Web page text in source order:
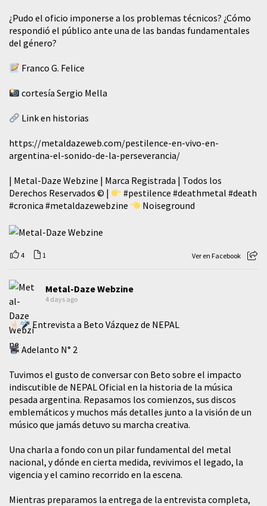
¿Pudo el oficio imponerse a los problemas técnicos? ¿Cómo
respondió el público ante una de las bandas fundamentales
del género?
Franco G. Felice
cortesía Sergio Mella
Link en historias
https://metaldazeweb.com/pestilence-en-vivo-en-
argentina-el-sonido-de-la-perseverancia/
| Metal-Daze Webzine | Marca Registrada | Todos los
Derechos Reservados © |
#pestilence #deathmetal #death
#cronica #metaldazewebzine Noiseground
4 1 Ver en Facebook
Metal-Daze Webzine
4 days ago
Entrevista a Beto Vázquez de NEPAL
Adelanto N° 2
Tuvimos el gusto de conversar con Beto sobre el impacto
indiscutible de NEPAL Oficial en la historia de la música
pesada argentina. Repasamos los comienzos, sus discos
emblemáticos y muchos más detalles junto a la visión de un
músico que jamás detuvo su marcha creativa.
​Una charla a fondo con un pilar fundamental del metal
nacional, y dónde en cierta medida, revivimos el legado, la
vigencia y el camino recorrido en la escena.
Mientras preparamos la entrega de la entrevista completa,